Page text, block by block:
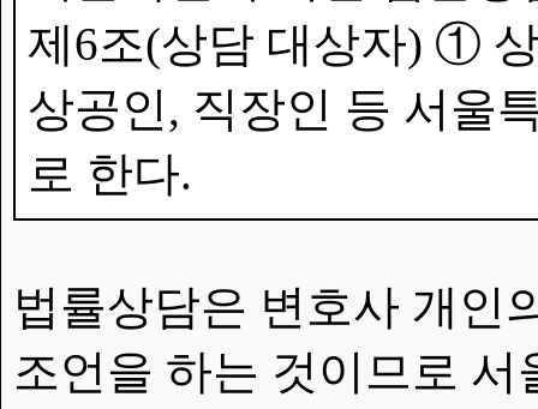
제6조(상담 대상자) ①
상공인, 직장인 등 서울
로 한다.
법률상담은 변호사 개인
조언을 하는 것이므로